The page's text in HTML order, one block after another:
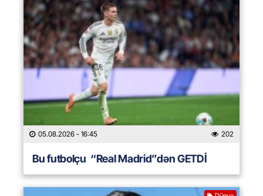
05.08.2026 - 16:45 202
Bu futbolçu “Real Madrid”dən GETDİ